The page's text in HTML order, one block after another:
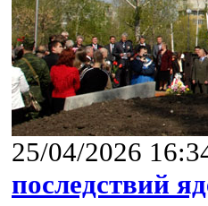
25/04/2026
последствий